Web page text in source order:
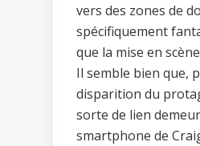
vers des zones de
spécifiquement
que la mise en
Il semble bien que,
disparition du
sorte de lien
smartphone de